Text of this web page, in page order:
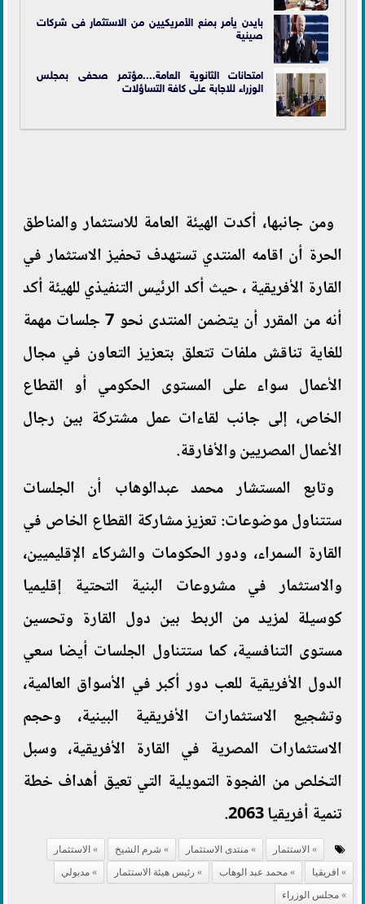
بايدن يأمر بمنع الأمريكيين من الاستثمار فى شركات
صينية
امتحانات الثانوية العامة....مؤتمر صحفى بمجلس
الوزراء للاجابة على كافة التساؤلات
ومن جانبها، أكدت الهيئة العامة للاستثمار والمناطق
الحرة أن اقامه المنتدي تستهدف تحفيز الاستثمار في
القارة الأفريقية ، حيث أكد الرئيس التنفيذي للهيئة أكد
أنه من المقرر أن يتضمن المنتدى نحو 7 جلسات مهمة
للغاية تناقش ملفات تتعلق بتعزيز التعاون في مجال
الأعمال سواء على المستوى الحكومي أو القطاع
الخاص، إلى جانب لقاءات عمل مشتركة بين رجال
الأعمال المصريين والأفارقة.
وتابع المستشار محمد عبدالوهاب أن الجلسات
ستتناول موضوعات: تعزيز مشاركة القطاع الخاص في
القارة السمراء، ودور الحكومات والشركاء الإقليميين،
والاستثمار في مشروعات البنية التحتية إقليميا
كوسيلة لمزيد من الربط بين دول القارة وتحسين
مستوى التنافسية، كما ستتناول الجلسات أيضا سعي
الدول الأفريقية للعب دور أكبر في الأسواق العالمية،
وتشجيع الاستثمارات الأفريقية البينية، وحجم
الاستثمارات المصرية في القارة الأفريقية، وسبل
التخلص من الفجوة التمويلية التي تعيق أهداف خطة
تنمية أفريقيا 2063.
الاستثمار منتدى الاستثمار شرم الشيخ
الاستثمار
افريقيا
محمد عبد الوهاب رئيس هيئة الاستثمار
مدبولي
مجلس الوزراء